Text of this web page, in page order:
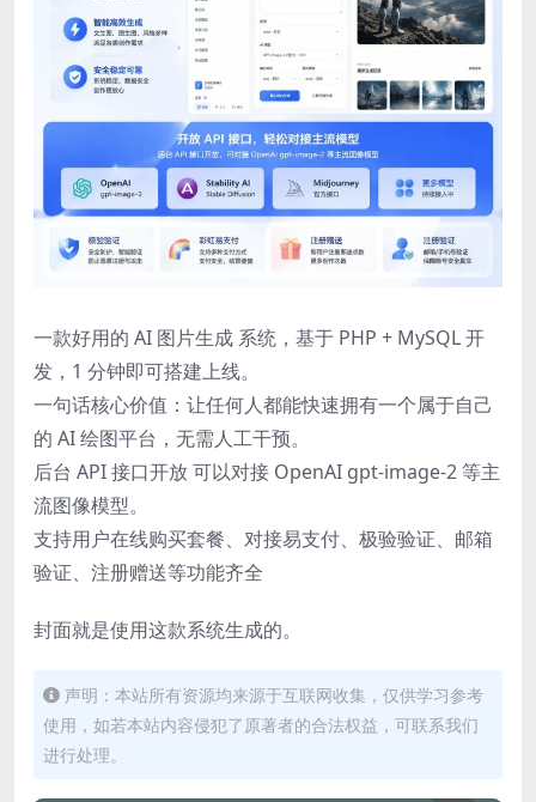
一款好用的 AI 图片生成 系统，基于 PHP + MySQL 开
发，1 分钟即可搭建上线。
一句话核心价值：让任何人都能快速拥有一个属于自己
的 AI 绘图平台，无需人工干预。
后台 API 接口开放 可以对接 OpenAI gpt-image-2 等主
流图像模型。
支持用户在线购买套餐、对接易支付、极验验证、邮箱
验证、注册赠送等功能齐全
封面就是使用这款系统生成的。
声明：本站所有资源均来源于互联网收集，仅供学习参考
使用，如若本站内容侵犯了原著者的合法权益，可联系我们
进行处理。